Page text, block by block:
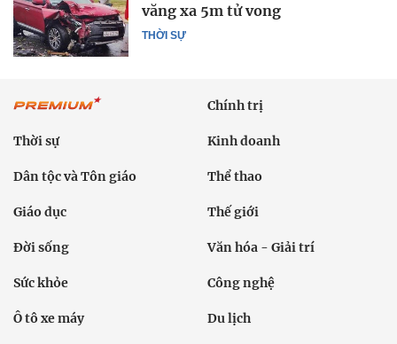
THỜI SỰ
văng xa 5m tử vong
Chính trị
Thời sự Kinh doanh
Dân tộc và Tôn giáo Thể thao
Giáo dục Thế giới
Đời sống Văn hóa - Giải trí
Sức khỏe Công nghệ
Ô tô xe máy Du lịch